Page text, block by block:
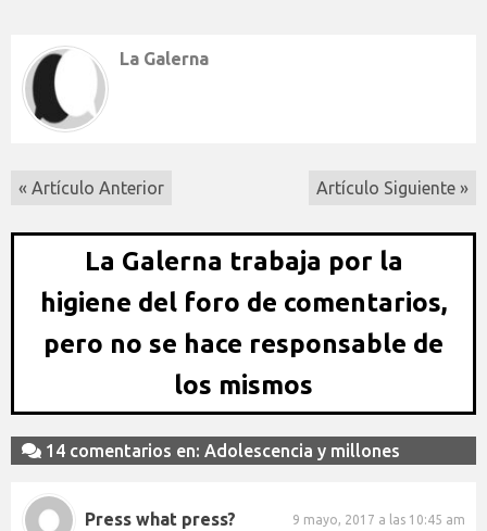
La Galerna
« Artículo Anterior Artículo Siguiente »
La Galerna trabaja por la
higiene del foro de comentarios,
pero no se hace responsable de
los mismos
14 comentarios en: Adolescencia y millones
Press what press? 9 mayo, 2017 a las 10:45 am